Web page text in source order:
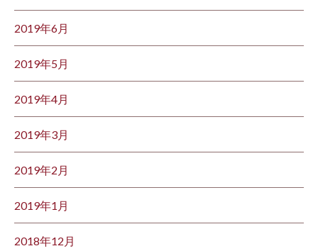
2019年6月
2019年5月
2019年4月
2019年3月
2019年2月
2019年1月
2018年12月